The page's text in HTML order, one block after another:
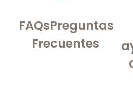
FAQsPreguntas
Frecuentes